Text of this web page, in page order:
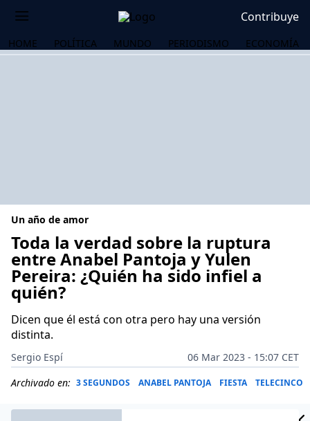
Contribuye
HOME POLÍTICA MUNDO PERIODISMO ECONOMÍA
Un año de amor
Toda la verdad sobre la ruptura
entre Anabel Pantoja y Yulen
Pereira: ¿Quién ha sido infiel a
quién?
Dicen que él está con otra pero hay una versión
distinta.
Sergio Espí
06 Mar 2023 - 15:07 CET
Archivado en: 3 SEGUNDOS ANABEL PANTOJA FIESTA TELECINCO